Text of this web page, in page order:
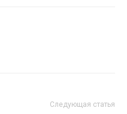
Следующая статья